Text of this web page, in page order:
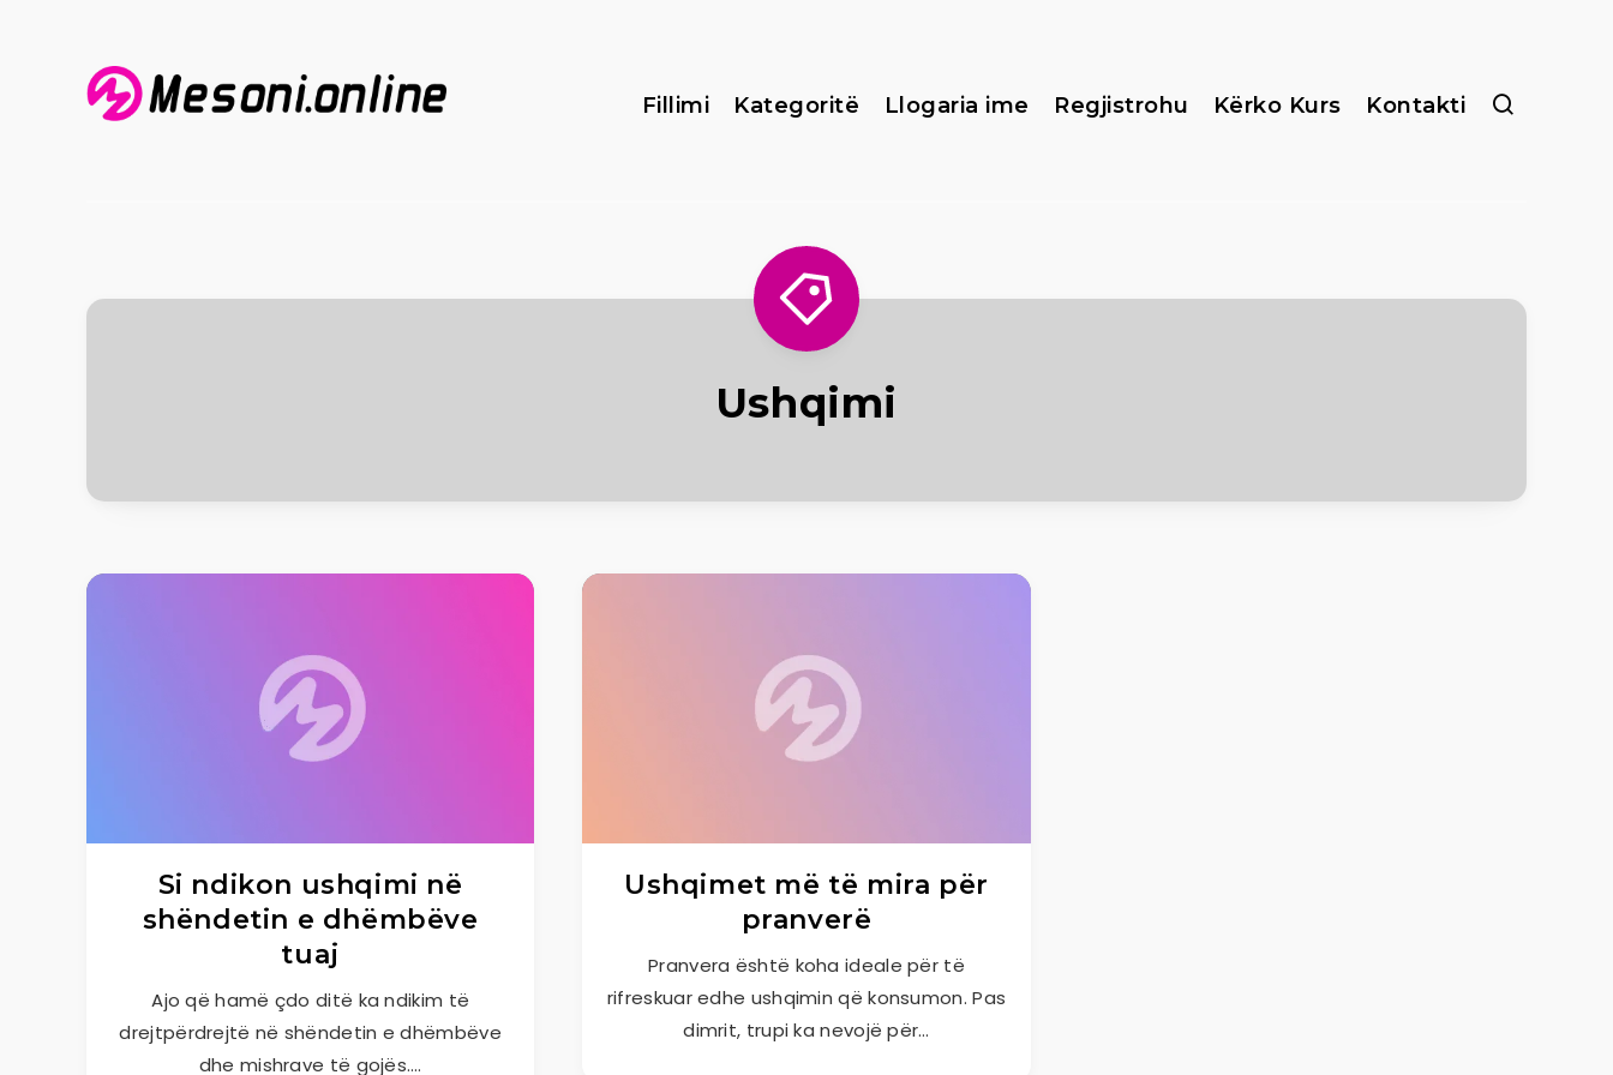
Fillimi Kategoritë Llogaria ime Regjistrohu Kërko Kurs Kontakti
Ushqimi
Si ndikon ushqimi në
shëndetin e dhëmbëve
tuaj
Ajo që hamë çdo ditë ka ndikim të
drejtpërdrejtë në shëndetin e dhëmbëve
dhe mishrave të gojës….
Ushqimet më të mira për
pranverë
Pranvera është koha ideale për të
rifreskuar edhe ushqimin që konsumon. Pas
dimrit, trupi ka nevojë për…